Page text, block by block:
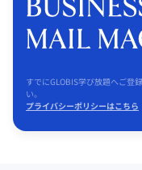
すでにGLOBIS学び放題へご登
い。
プライバシーポリシーはこちら